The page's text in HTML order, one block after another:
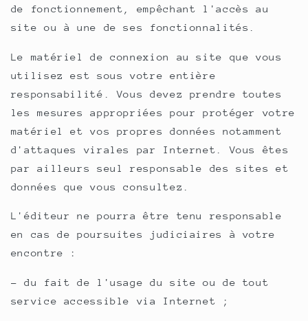
de fonctionnement, empêchant l'accès au
site ou à une de ses fonctionnalités.
Le matériel de connexion au site que vous
utilisez est sous votre entière
responsabilité. Vous devez prendre toutes
les mesures appropriées pour protéger votre
matériel et vos propres données notamment
d'attaques virales par Internet. Vous êtes
par ailleurs seul responsable des sites et
données que vous consultez.
L'éditeur ne pourra être tenu responsable
en cas de poursuites judiciaires à votre
encontre :
- du fait de l'usage du site ou de tout
service accessible via Internet ;